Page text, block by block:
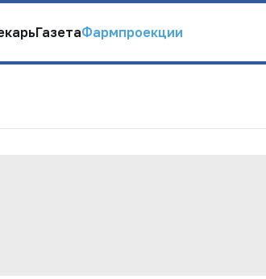
ГазетаФармпроекции